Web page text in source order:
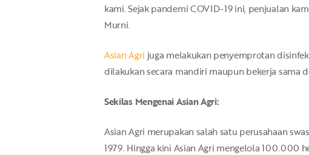
kami. Sejak pandemi COVID-19 ini, penjualan
Murni.
Asian Agri juga melakukan penyemprotan
dilakukan secara mandiri maupun bekerja sama
Sekilas Mengenai Asian Agri:
Asian Agri merupakan salah satu perusahaan
1979. Hingga kini Asian Agri mengelola 100.000